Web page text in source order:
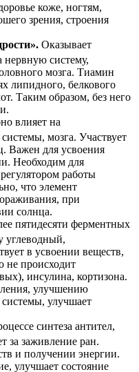
коже, ногтям,
зрения, строения
Оказывает
нервную систему,
мозга. Тиамин
липидного, белкового
Таким образом, без него
влияет на
мозга. Участвует
Важен для усвоения
Необходим для
работы
что элемент
при
солнца.
пятидесяти ферментных
углеводный,
в усвоении веществ,
не происходит
инсулина, кортизона.
улучшению
улучшает
синтеза антител,
за заживление ран.
и получении энергии.
улучшает состояние